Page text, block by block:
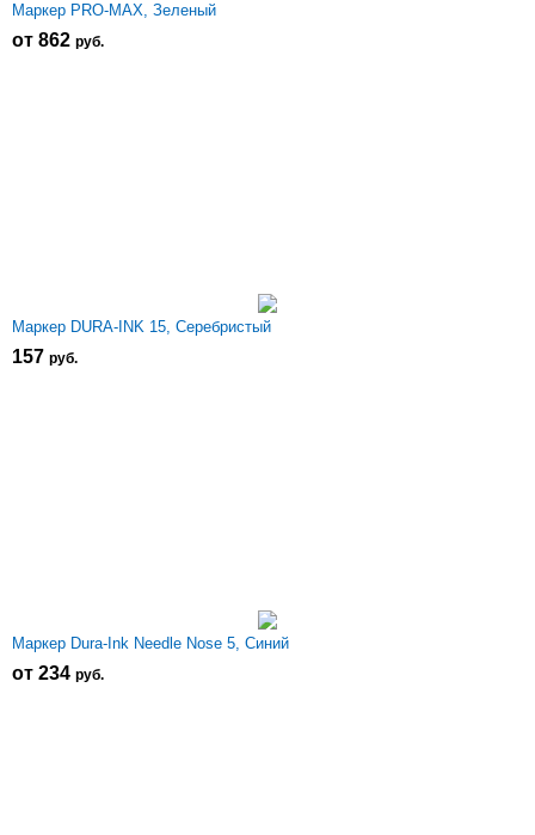
Маркер PRO-MAX, Зеленый
от 862 руб.
Маркер DURA-INK 15, Серебристый
157 руб.
Маркер Dura-Ink Needle Nose 5, Синий
от 234 руб.